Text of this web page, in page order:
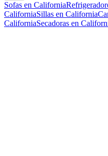
Sofas en California
CaliforniaSillas en California
CaliforniaSecadoras en